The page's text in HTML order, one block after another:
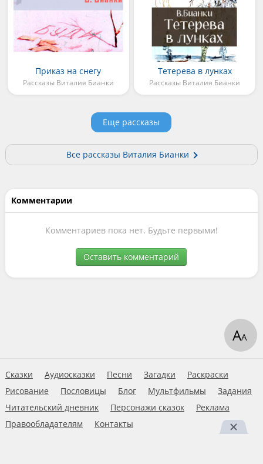
Приказ на снегу
Рассказы Виталия Бианки
Тетерева в лунках
Рассказы Виталия Бианки
Еще рассказы
Все рассказы Виталия Бианки
Комментарии
Комментариев пока нет. Будьте первыми!
Оставить комментарий
Сказки Аудиосказки Песни Загадки
Раскраски
Рисование
Пословицы Блог Мультфильмы
Задания
Читательский дневник
Персонажи сказок
Реклама
Правообладателям
Контакты
АА